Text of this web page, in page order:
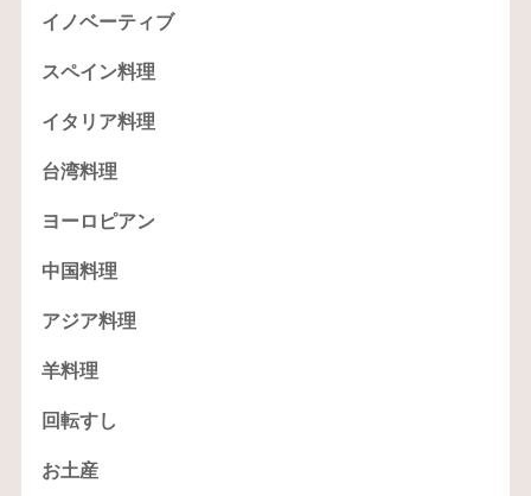
イノベーティブ
スペイン料理
イタリア料理
台湾料理
ヨーロピアン
中国料理
アジア料理
羊料理
回転すし
お土産